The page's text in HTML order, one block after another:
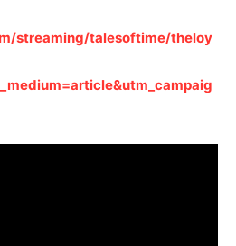
streaming/talesoftime/theloy